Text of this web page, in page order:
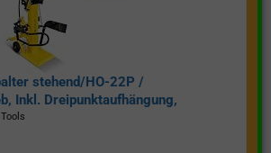
stehend/HO-22P /
Inkl. Dreipunktaufhängung,